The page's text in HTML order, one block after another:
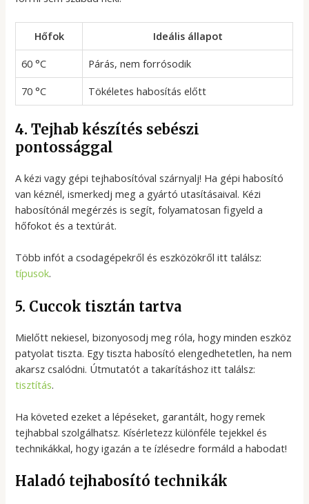
Hőfok
Ideális állapot
60 °C
Párás, nem forrósodik
70 °C
Tökéletes habosítás előtt
4. Tejhab készítés sebészi
pontossággal
A kézi vagy gépi tejhabosítóval szárnyalj! Ha gépi habosító
van kéznél, ismerkedj meg a gyártó utasításaival. Kézi
habosítónál megérzés is segít, folyamatosan figyeld a
hőfokot és a textúrát.
Több infót a csodagépekről és eszközökről itt találsz:
típusok.
5. Cuccok tisztán tartva
Mielőtt nekiesel, bizonyosodj meg róla, hogy minden eszköz
patyolat tiszta. Egy tiszta habosító elengedhetetlen, ha nem
akarsz csalódni. Útmutatót a takarításhoz itt találsz:
tisztítás.
Ha követed ezeket a lépéseket, garantált, hogy remek
tejhabbal szolgálhatsz. Kísérletezz különféle tejekkel és
technikákkal, hogy igazán a te ízlésedre formáld a habodat!
Haladó tejhabosító technikák